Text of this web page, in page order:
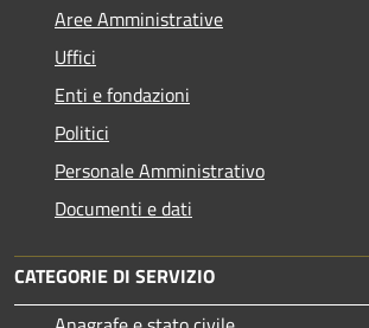
Aree Amministrative
Uffici
Enti e fondazioni
Politici
Personale Amministrativo
Documenti e dati
CATEGORIE DI SERVIZIO